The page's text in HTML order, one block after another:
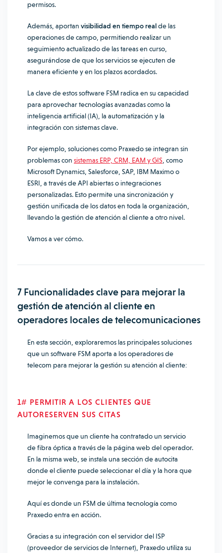
permisos.
Además, aportan visibilidad en tiempo realde las
operaciones de campo, permitiendo realizar un
seguimiento actualizado de las tareas en curso,
asegurándose de que los servicios se ejecuten de
manera eficiente y en los plazos acordados.
La clave de estos software FSM radica en su capacidad
para aprovechar tecnologías avanzadas como la
inteligencia artificial (IA), la automatización y la
integración con sistemas clave.
Por ejemplo, soluciones como Praxedo se integran sin
problemas con sistemas ERP, CRM, EAM y GIS , como
Microsoft Dynamics, Salesforce, SAP, IBM Maximo o
ESRI, a través de API abiertas o integraciones
personalizadas. Esto permite una sincronización y
gestión unificada de los datos en toda la organización,
llevando la gestión de atención al cliente a otro nivel.
Vamos a ver cómo.
7 Funcionalidades clave para mejorar la
gestión de atención al cliente en
operadores locales de telecomunicaciones
En esta sección, exploraremos las principales soluciones
que un software FSM aporta a los operadores de
telecom para mejorar la gestión su atención al cliente:
1# PERMITIR A LOS CLIENTES QUE
AUTORESERVEN SUS CITAS
Imaginemos que un cliente ha contratado un servicio
de fibra óptica a través de la página web del operador.
En la misma web, se instala una sección de autocita
donde el cliente puede seleccionar el día y la hora que
mejor le convenga para la instalación.
Aquí es donde un FSM de última tecnología como
Praxedo entra en acción.
Gracias a su integración con el servidor del ISP
(proveedor de servicios de Internet), Praxedo utiliza su